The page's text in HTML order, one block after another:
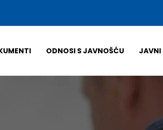
ODNOSI S JAVNOŠĆU JAVNI